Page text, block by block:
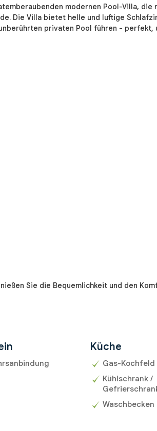
modernen Pool-Villa, die
Die Villa bietet helle und luftige
privaten Pool führen - perfekt,
Sie die Bequemlichkeit und den
Küche
Gas-Kochfeld
Kühlschrank /
Waschbecken